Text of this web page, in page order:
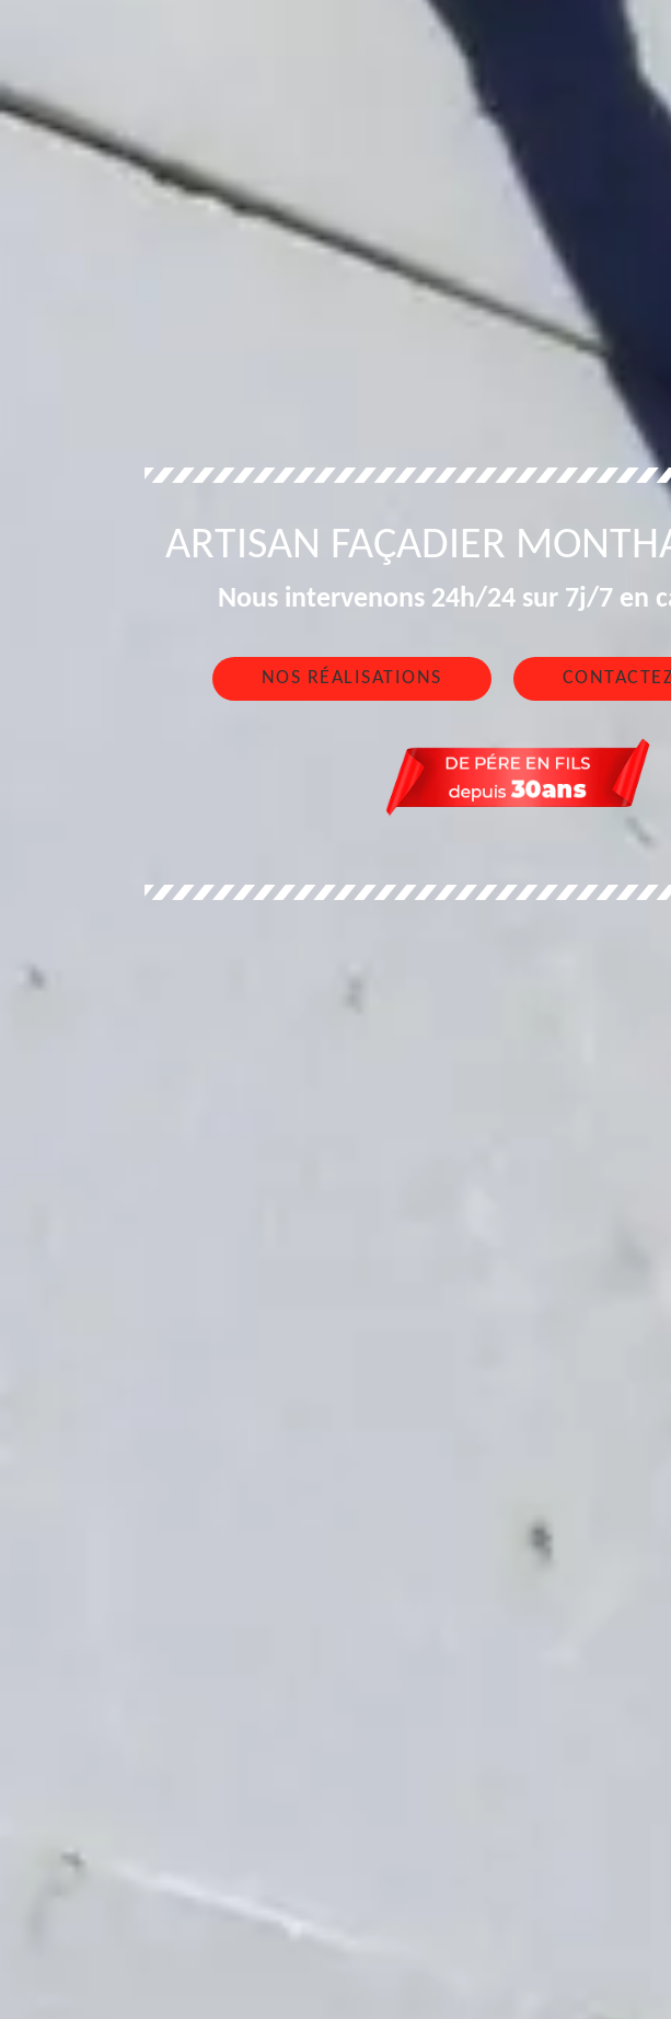
ARTISAN FAÇADIER
Nous intervenons 24h/24 sur 7j/7 en
NOS RÉALISATIONS